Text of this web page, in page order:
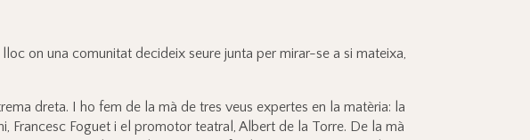
on una comunitat decideix seure junta per mirar-se a si mateixa,
dreta. I ho fem de la mà de tres veus expertes en la matèria: la
Francesc Foguet i el promotor teatral, Albert de la Torre. De la mà